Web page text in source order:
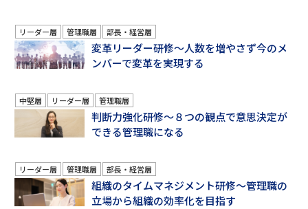
リーダー層 管理職層 部長・経営層
変革リーダー研修～人数を増やさず今のメ
ンバーで変革を実現する
中堅層 リーダー層 管理職層
判断力強化研修～８つの観点で意思決定が
できる管理職になる
リーダー層 管理職層 部長・経営層
組織のタイムマネジメント研修～管理職の
立場から組織の効率化を目指す